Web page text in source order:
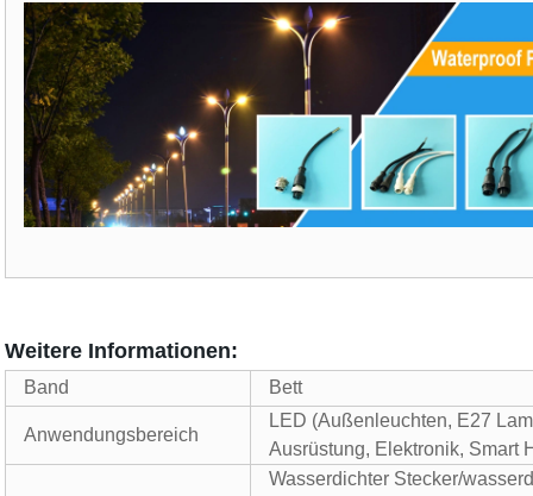
Weitere Informationen:
Band Bett
Anwendungsbereich
LED (Außenleuchten, E27
Ausrüstung, Elektronik, Smart
Wasserdichter Stecker/